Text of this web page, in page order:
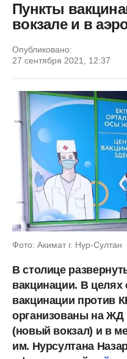
Пункты
вокзале и в
Опубликовано:
27 сентября 2021, 12:37
Фото: Акимат г. Нур-Султан
В столице
вакцинации. В целях
вакцинации против
организованы на
(новый вокзал) и в
им. Нурсултана